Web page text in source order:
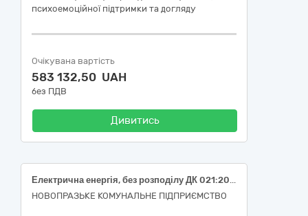
психоемоційної підтримки та догляду
Очікувана вартість
583 132,50 UAH
без ПДВ
Дивитись
Електрична енергія, без розподілу ДК 021:2015 «Єдиний закупівельний словник» 09310000-5 – Електрична енергія
НОВОПРАЗЬКЕ КОМУНАЛЬНЕ ПІДПРИЄМСТВО